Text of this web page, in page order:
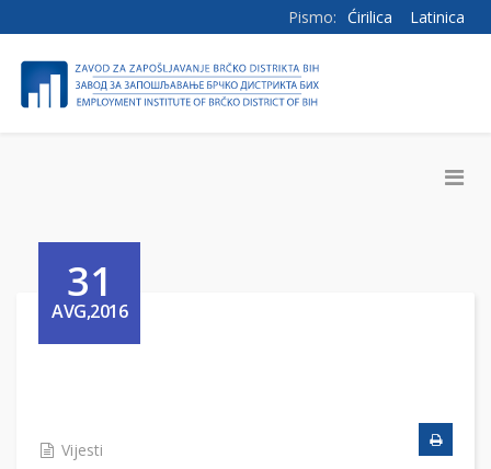
Pismo: Ćirilica Latinica
31
AVG,2016
Vijesti